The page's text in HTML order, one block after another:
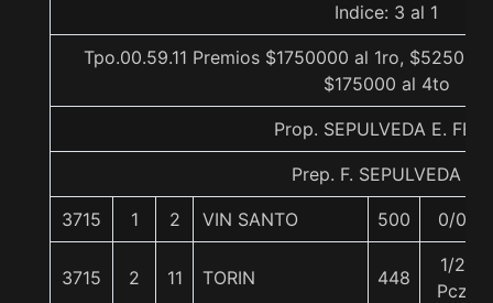
Indice: 3 al 1
Tpo.00.59.11 Premios $1750000 al 1ro,
$175000 al 4to
Prop. SEPULVEDA E.
Prep. F. SEPULVEDA E.
3715 1 2 VIN SANTO 500 0/0
3715 2 11 TORIN 448
1/2
Pcz